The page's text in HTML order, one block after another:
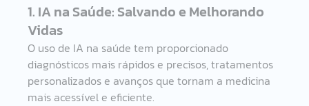
1. IA na Saúde: Salvando e Melhorando
Vidas
O uso de IA na saúde tem proporcionado
diagnósticos mais rápidos e precisos, tratamentos
personalizados e avanços que tornam a medicina
mais acessível e eficiente.